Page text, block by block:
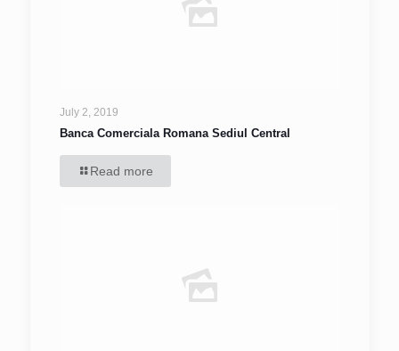
July 2, 2019
Banca Comerciala Romana Sediul Central
Read more